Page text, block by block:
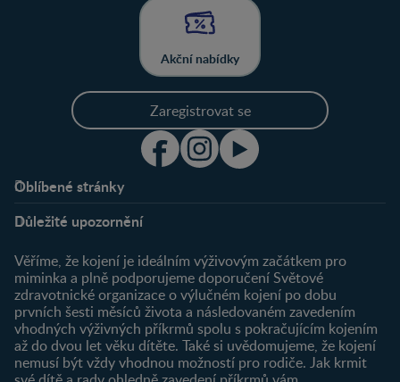
Akční nabídky
Zaregistrovat se
Oblíbené stránky
O nás
Můj účet
Registrace
Newsletter
Přihlášení
Produkty
Důležité upozornění
Věříme, že kojení je ideálním výživovým začátkem pro
miminka a plně podporujeme doporučení Světové
zdravotnické organizace o výlučném kojení po dobu
prvních šesti měsíců života a následovaném zavedením
vhodných výživných příkrmů spolu s pokračujícím kojením
až do dvou let věku dítěte. Také si uvědomujeme, že kojení
nemusí být vždy vhodnou možností pro rodiče. Jak krmit